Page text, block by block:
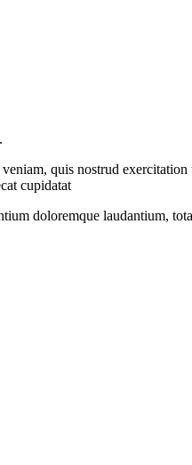
quis nostrud
cupidatat
doloremque laudantium,